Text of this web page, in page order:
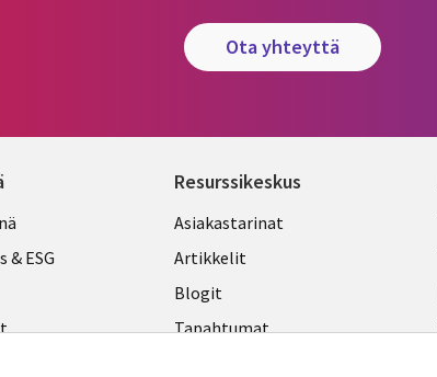
ota yhteyttä
& ESG
Resurssikeskus
Library
Links
FINLAND
Asiakastarinat
Artikkelit
Blogit
Tapahtumat